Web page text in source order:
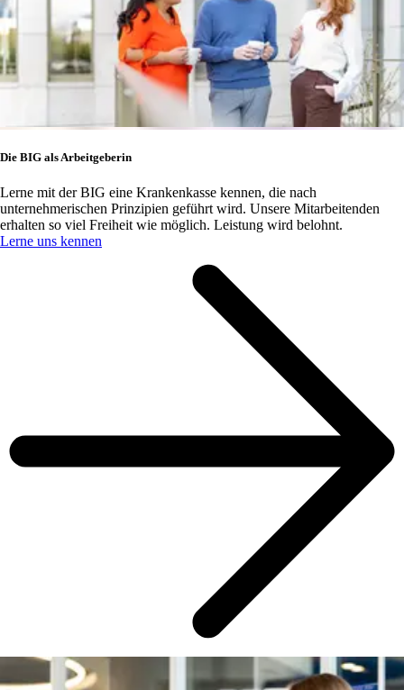
Die BIG als Arbeitgeberin
Lerne mit der BIG eine Krankenkasse kennen, die nach
unternehmerischen Prinzipien geführt wird. Unsere Mitarbeitenden
erhalten so viel Freiheit wie möglich. Leistung wird belohnt.
Lerne uns kennen